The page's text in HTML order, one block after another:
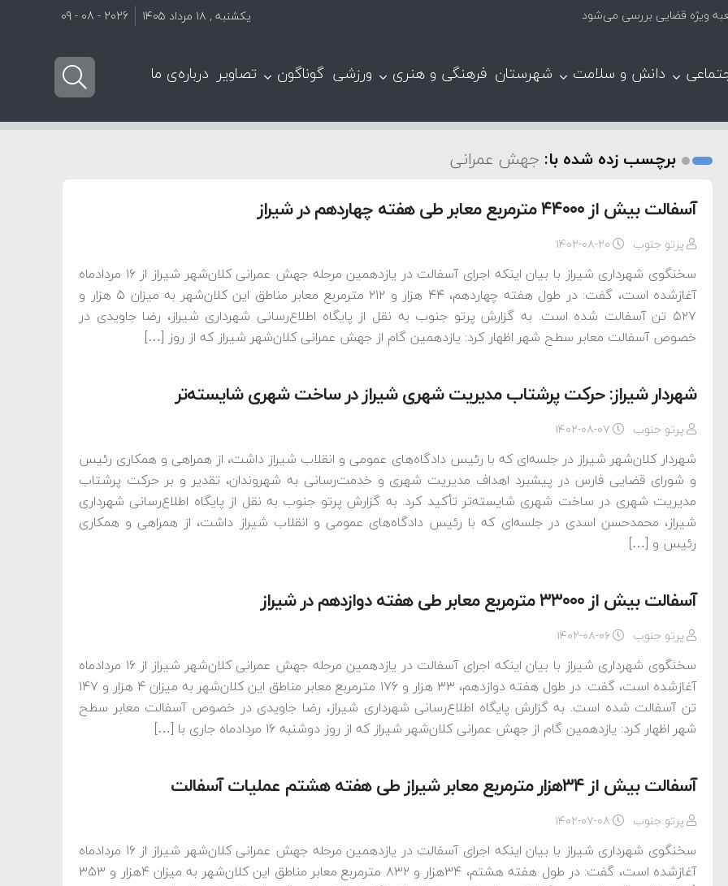
ویژه قضایی بررسی می‌شود یکشنبه , ۱۸ مرداد ۱۴۰۵ 2026 - 08 - 09
دانش و سلامت شهرستان فرهنگی و هنری ورزشی گوناگون تصاویر درباره‌ی ما
برچسب زده شده با: جهش عمرانی
آسفالت‌ بیش از ۴۴۰۰۰ مترمربع معابر طی هفته چهاردهم در شیراز
پرتو جنوب ۱۴۰۲-۰۸-۲۰
سخنگوی شهرداری شیراز با بیان اینکه اجرای آسفالت در یازدهمین مرحله جهش عمرانی کلان‌شهر شیراز از ۱۶ مردادماه
آغازشده است، گفت: در طول هفته چهاردهم، ۴۴ هزار و ۲۱۲ مترمربع معابر مناطق این کلان‌شهر به میزان ۵ هزار و
۵۲۷ تن آسفالت شده است. به گزارش پرتو جنوب به نقل از پایگاه اطلاع‌رسانی شهرداری شیراز، رضا جاویدی در
خصوص آسفالت معابر سطح شهر اظهار کرد: یازدهمین گام از جهش عمرانی کلان‌شهر شیراز که از روز […]
شهردار شیراز: حرکت پرشتاب مدیریت شهری شیراز در ساخت شهری شایسته‌تر
پرتو جنوب ۱۴۰۲-۰۸-۰۷
شهردار کلان‌شهر شیراز در جلسه‌ای که با رئيس دادگاه‌های عمومی و انقلاب شیراز داشت، از همراهی و همکاری رئیس
و شورای قضایی فارس در پیشبرد اهداف مدیریت شهری و خدمت‌‌رسانی به شهروندان، تقدیر و بر حرکت پرشتاب
مدیریت شهری در ساخت شهری شایسته‌تر تأکید کرد. به گزارش پرتو جنوب به نقل از پایگاه اطلاع‌رسانی شهرداری
شیراز، محمدحسن اسدی در جلسه‌ای که با رئيس دادگاه‌های عمومی و انقلاب شیراز داشت، از همراهی و همکاری
رئیس و […]
آسفالت‌ بیش از ۳۳۰۰۰ مترمربع معابر طی هفته دوازدهم در شیراز
پرتو جنوب ۱۴۰۲-۰۸-۰۶
سخنگوی شهرداری شیراز با بیان اینکه اجرای آسفالت در یازدهمین مرحله جهش عمرانی کلان‌شهر شیراز از ۱۶ مردادماه
آغازشده است، گفت: در طول هفته دوازدهم، ۳۳ هزار و ۱۷۶ مترمربع معابر مناطق این کلان‌شهر به میزان ۴ هزار و ۱۴۷
تن آسفالت شده است. به گزارش پایگاه اطلاع‌رسانی شهرداری شیراز، رضا جاویدی در خصوص آسفالت معابر سطح
شهر اظهار کرد: یازدهمین گام از جهش عمرانی کلان‌شهر شیراز که از روز دوشنبه ۱۶ مردادماه جاری با […]
آسفالت‌ بیش از ۳۴هزار مترمربع معابر شیراز طی هفته هشتم عملیات آسفالت
پرتو جنوب ۱۴۰۲-۰۷-۰۸
سخنگوی شهرداری شیراز با بیان اینکه اجرای آسفالت در یازدهمین مرحله جهش عمرانی کلان‌شهر شیراز از ۱۶ مردادماه
آغازشده است، گفت: در طول هفته هشتم، ۳۴هزار و ۸۳۲ مترمربع معابر مناطق این کلان‌شهر به میزان ۴هزار و ۳۵۳
است/ کالا برگ قطعا